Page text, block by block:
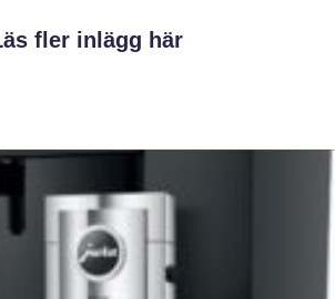
fler inlägg här